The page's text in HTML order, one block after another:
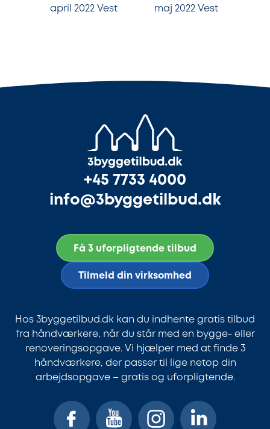
april 2022 Vest maj 2022 Vest
+45 7733 4000
info@3byggetilbud.dk
Få 3 uforpligtende tilbud
Tilmeld din virksomhed
Hos 3byggetilbud.dk kan du indhente gratis tilbud
fra håndværkere, når du står med en bygge- eller
renoveringsopgave. Vi hjælper med at finde 3
håndværkere, der passer til lige netop din
arbejdsopgave – gratis og uforpligtende.